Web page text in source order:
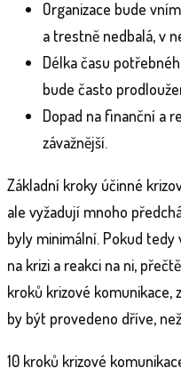
Organizace bude
a trestně nedbalá, v
Délka času
bude často
Dopad na finanční a
závažnější.
Základní kroky účinné
ale vyžadují mnoho
byly minimální. Pokud
na krizi a reakci na ni,
kroků krizové komunikace,
by být provedeno dříve,
10 kroků krizové